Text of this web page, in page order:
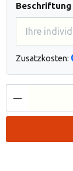
Beschriftung
Zusatzkosten:
Produkt